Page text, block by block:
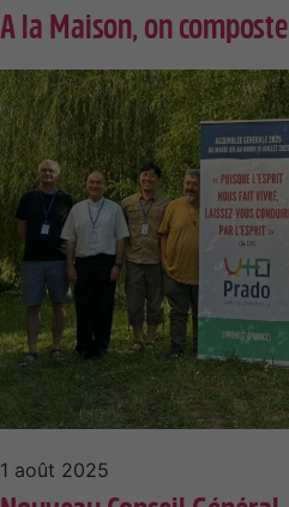
A la Maison, on
1 août 2025